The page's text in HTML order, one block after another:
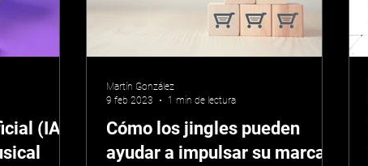
(IA)
Cómo los jingles pueden
ayudar a impulsar su marca
Martín González
9 feb 2023
1 min de lectura